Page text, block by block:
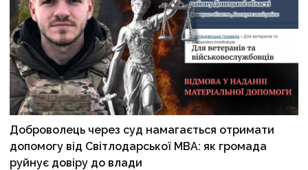
Доброволець через суд намагається отримати
допомогу від Світлодарської МВА: як громада
руйнує довіру до влади